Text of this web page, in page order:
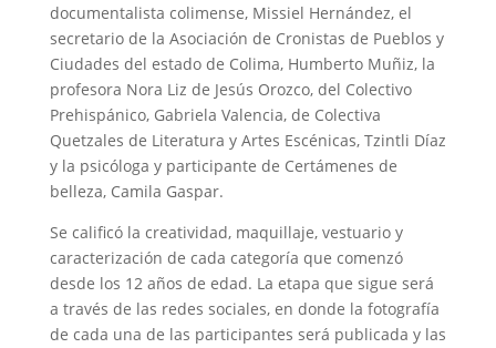
documentalista colimense, Missiel Hernández, el
secretario de la Asociación de Cronistas de Pueblos y
Ciudades del estado de Colima, Humberto Muñiz, la
profesora Nora Liz de Jesús Orozco, del Colectivo
Prehispánico, Gabriela Valencia, de Colectiva
Quetzales de Literatura y Artes Escénicas, Tzintli Díaz
y la psicóloga y participante de Certámenes de
belleza, Camila Gaspar.
Se calificó la creatividad, maquillaje, vestuario y
caracterización de cada categoría que comenzó
desde los 12 años de edad. La etapa que sigue será
a través de las redes sociales, en donde la fotografía
de cada una de las participantes será publicada y las